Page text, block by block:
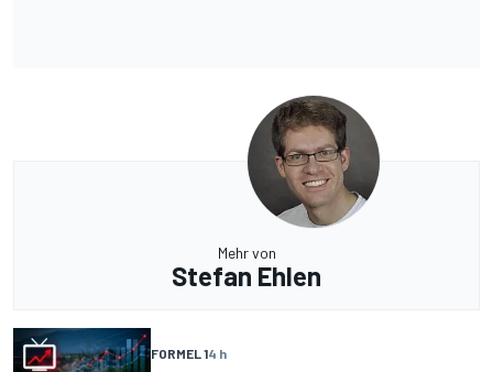
Mehr von
Stefan Ehlen
FORMEL 14 h